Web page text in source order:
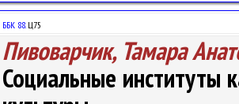
ББК 88.Ц75
Пивоварчик, Тамара
Социальные институты